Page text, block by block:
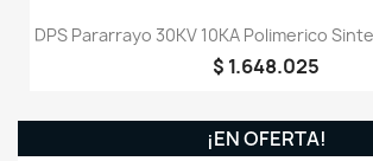
DPS Pararrayo 30KV 10KA Polimerico
$ 1.648.025
¡EN OFERTA!